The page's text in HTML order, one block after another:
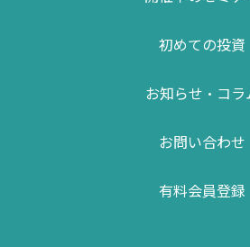
初めての投資
お知らせ・コラ
お問い合わせ
有料会員登録